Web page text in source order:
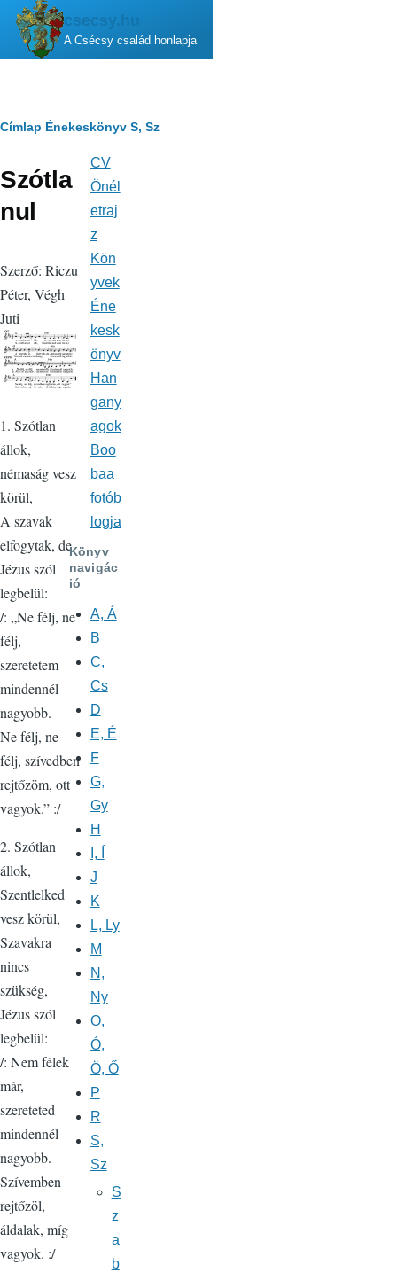
Ugrás a tartalomra
csecsy.hu
A Csécsy család honlapja
Morzsa
Címlap Énekeskönyv S, Sz
Szótla
nul
Szerző: Riczu
Péter, Végh
Juti
1. Szótlan
állok,
némaság vesz
körül,
A szavak
elfogytak, de
Jézus szól
legbelül:
/: „Ne félj, ne
félj,
szeretetem
mindennél
nagyobb.
Ne félj, ne
félj, szívedben
rejtőzöm, ott
vagyok.” :/
2. Szótlan
állok,
Szentlelked
vesz körül,
Szavakra
nincs
szükség,
Jézus szól
legbelül:
/: Nem félek
már,
szereteted
mindennél
nagyobb.
Szívemben
rejtőzöl,
áldalak, míg
vagyok. :/
navigáció
CV
Önél
etraj
z
Kön
yvek
Éne
kesk
önyv
Han
gany
agok
Boo
baa
fotób
logja
Könyv
navigác
ió
A, Á
B
C,
Cs
D
E, É
F
G,
Gy
H
I, Í
J
K
L, Ly
M
N,
Ny
O,
Ó,
Ö, Ő
P
R
S,
Sz
S
z
a
b